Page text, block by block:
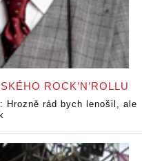
ROCK’N’ROLLU
Hrozně rád bych lenošil, ale